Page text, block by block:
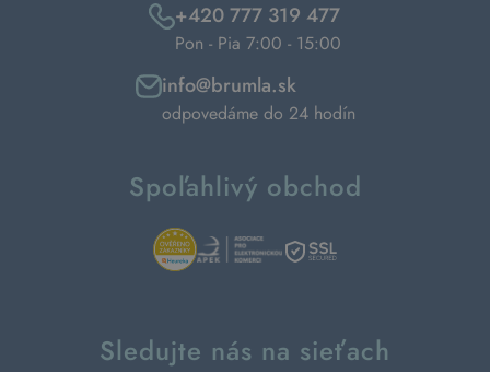
+420 777 319 477
Pon - Pia 7:00 - 15:00
info@brumla.sk
odpovedáme do 24 hodín
Spoľahlivý obchod
Sledujte nás na sieťach